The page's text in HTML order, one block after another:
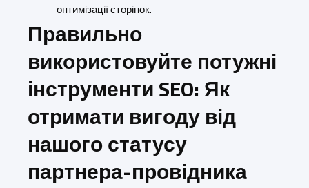
оптимізації сторінок.
Правильно
використовуйте потужні
інструменти SEO: Як
отримати вигоду від
нашого статусу
партнера-провідника